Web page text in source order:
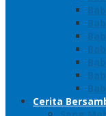
Cerita